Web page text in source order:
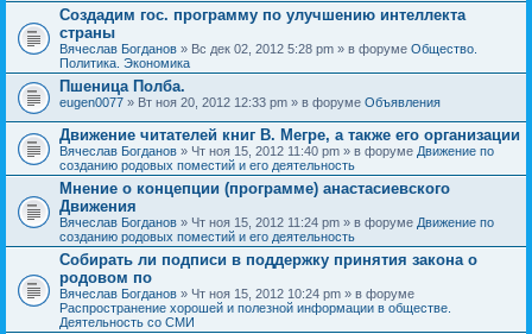
Создадим гос. программу по улучшению интеллекта
страны
Вячеслав Богданов » Вс дек 02, 2012 5:28 pm » в форуме Общество.
Политика. Экономика
Пшеница Полба.
eugen0077 » Вт ноя 20, 2012 12:33 pm » в форуме Объявления
Движение читателей книг В. Мегре, а также его организации
Вячеслав Богданов » Чт ноя 15, 2012 11:40 pm » в форуме Движение по
созданию родовых поместий и его деятельность
Мнение о концепции (программе) анастасиевского
Движения
Вячеслав Богданов » Чт ноя 15, 2012 11:24 pm » в форуме Движение по
созданию родовых поместий и его деятельность
Собирать ли подписи в поддержку принятия закона о
родовом по
Вячеслав Богданов » Чт ноя 15, 2012 10:24 pm » в форуме
Распространение хорошей и полезной информации в обществе.
Деятельность со СМИ